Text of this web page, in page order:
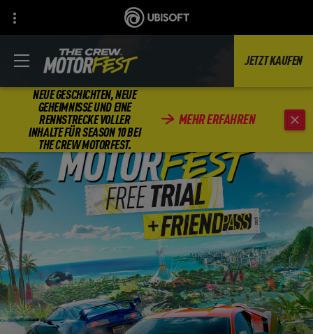
NEUE GESCHICHTEN, NEUE
GEHEIMNISSE UND EINE
RENNSTRECKE VOLLER
INHALTE FÜR SEASON 10 BEI
THE CREW MOTORFEST.
MEHR ERFAHREN
JETZT KAUFEN